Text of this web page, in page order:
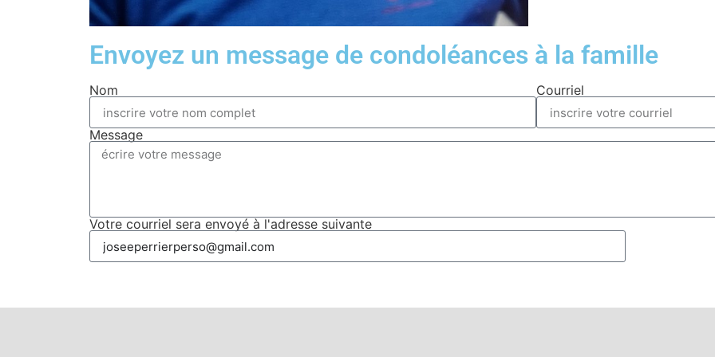
Envoyez un message de condoléances à la famille
Nom Courriel
Message
Votre courriel sera envoyé à l'adresse suivante